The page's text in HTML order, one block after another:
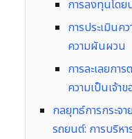
การลงทุนโด
การประเมินค
ความผันผวน
การละเลยกา
ความเป็นเจ้าข
กลยุทธ์การกระจ
รถยนต์: การบริหา